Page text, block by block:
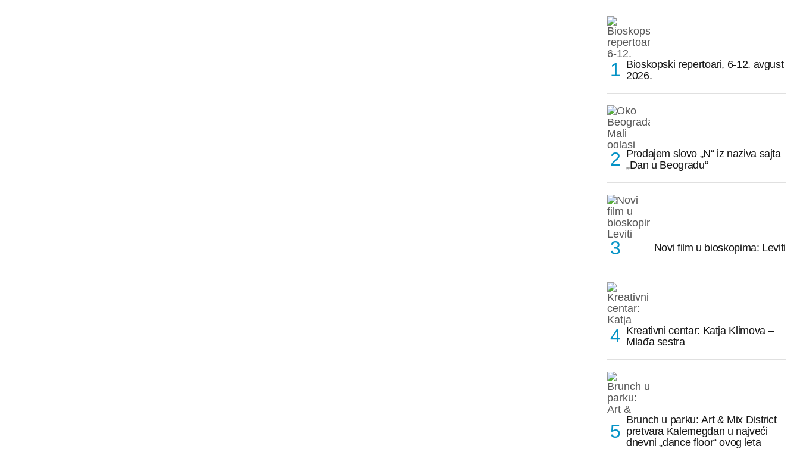
Bioskopski repertoari, 6-12. avgust
2026.
Prodajem slovo „N“ iz naziva sajta
„Dan u Beogradu“
Novi film u bioskopima: Leviti
Kreativni centar: Katja Klimova –
Mlađa sestra
Brunch u parku: Art & Mix District
pretvara Kalemegdan u najveći
dnevni „dance floor“ ovog leta